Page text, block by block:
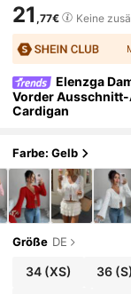
21 ,77€ Keine
Elenzga
Vorder
Cardigan
Farbe: Gelb
Größe DE
34(XS) 36 (S)